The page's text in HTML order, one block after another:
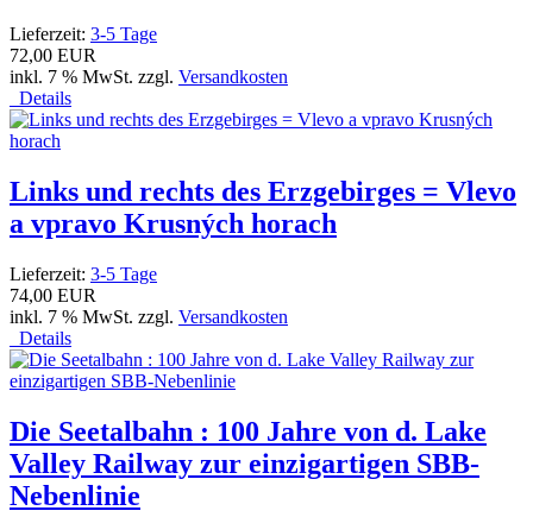
Lieferzeit: 3-5 Tage
72,00 EUR
inkl. 7 % MwSt. zzgl. Versandkosten
Details
Links und rechts des Erzgebirges = Vlevo
a vpravo Krusných horach
Lieferzeit: 3-5 Tage
74,00 EUR
inkl. 7 % MwSt. zzgl. Versandkosten
Details
Die Seetalbahn : 100 Jahre von d. Lake
Valley Railway zur einzigartigen SBB-
Nebenlinie